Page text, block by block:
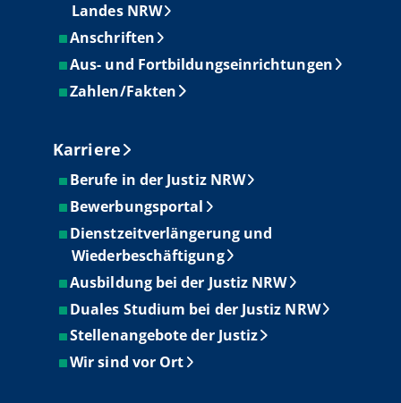
Landes NRW
Anschriften
Aus- und Fortbildungseinrichtungen
Zahlen/Fakten
Karriere
Berufe in der Justiz NRW
Bewerbungsportal
Dienstzeitverlängerung und
Wiederbeschäftigung
Ausbildung bei der Justiz NRW
Duales Studium bei der Justiz NRW
Stellenangebote der Justiz
Wir sind vor Ort